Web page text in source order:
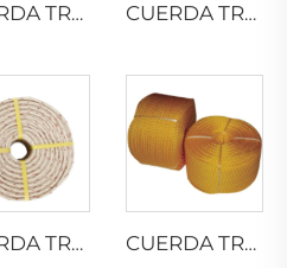
CUERDA TRENZADA DE ALGODÓN CUERDA TRENZADA DE PELÍCULA DIVIDIDA DE PP
CUERDA TRENZADA DE PP DANLINE CUERDA TRENZADA DE PE